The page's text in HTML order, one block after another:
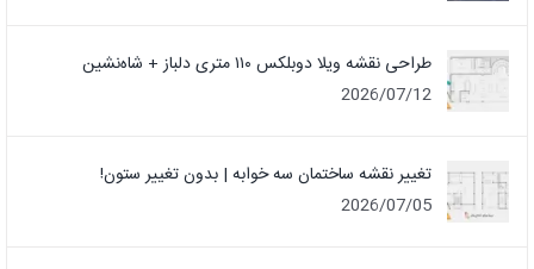
طراحی نقشه ویلا دوبلکس ۱۱۰ متری دلباز + شاه‌نشین
2026/07/12
تغییر نقشه ساختمان سه خوابه | بدون تغییر ستون!
2026/07/05